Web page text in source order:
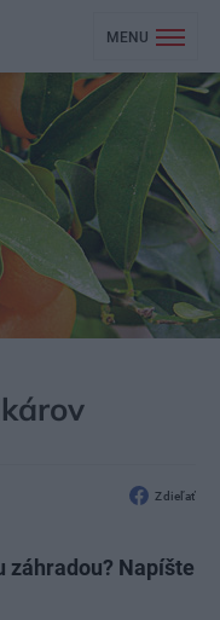
MENU
Zdieľať
záhradou? Napíšte